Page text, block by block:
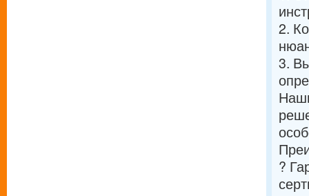
2.
3.
?